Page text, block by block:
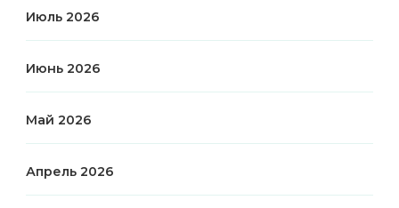
Июль 2026
Июнь 2026
Май 2026
Апрель 2026